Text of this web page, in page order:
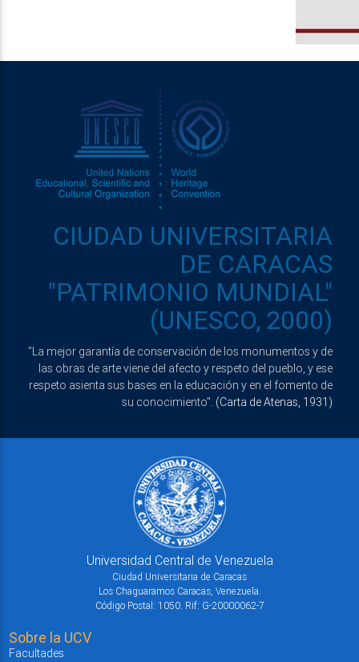
CIUDAD UNIVERSITARIA
DE CARACAS
"PATRIMONIO MUNDIAL"
(UNESCO, 2000)
"La mejor garantía de conservación de los monumentos y de
las obras de arte viene del afecto y respeto del pueblo, y ese
respeto asienta sus bases en la educación y en el fomento de
su conocimiento". (Carta de Atenas, 1931)
Universidad Central de Venezuela
Ciudad Universitaria de Caracas
Los Chaguaramos Caracas, Venezuela.
Código Postal: 1050. Rif: G-20000062-7
Sobre la UCV
Facultades